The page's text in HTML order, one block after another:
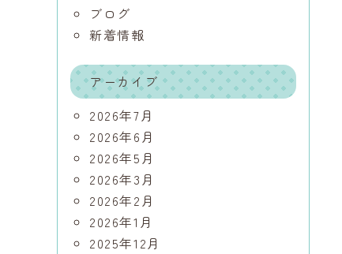
ブログ
新着情報
アーカイブ
2026年7月
2026年6月
2026年5月
2026年3月
2026年2月
2026年1月
2025年12月